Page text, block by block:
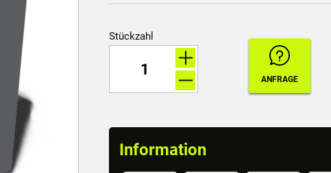
Stückzahl
Information